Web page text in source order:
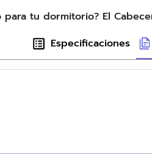
tu dormitorio? El
Especificaciones